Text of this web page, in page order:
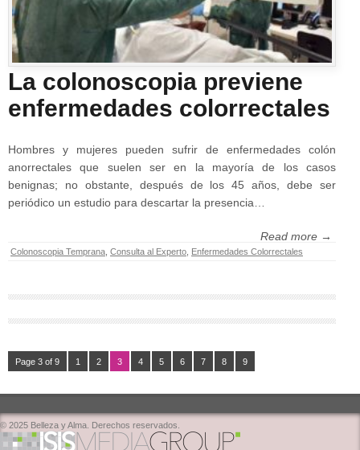
La colonoscopia previene
enfermedades colorrectales
Hombres y mujeres pueden sufrir de enfermedades colón
anorrectales que suelen ser en la mayoría de los casos
benignas; no obstante, después de los 45 años, debe ser
periódico un estudio para descartar la presencia…
Read more →
Colonoscopia Temprana Consulta al Experto Enfermedades Colorrectales
Page 3 of 9 1 2 3 4 5 6 7 8 9
© 2025 Belleza y Alma. Derechos reservados.